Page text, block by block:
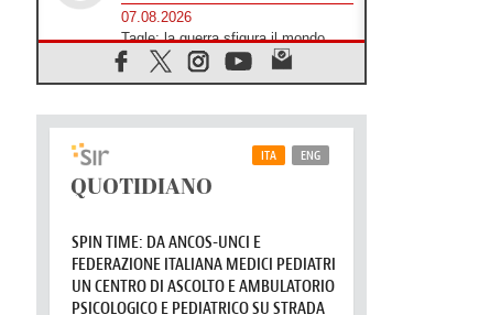
07.08.2026
Tagle: la guerra sfigura il mondo,
solo la rivelazione di Dio lo
trasfigura
Il Papa in Francia, quattro giorni
intensi tra Chiesa, popolo e
07.08.2026
SIGNIS 2026, dare voce alle
07.08.2026
Honduras, gli sfollati invisibili di una
crisi dimenticata